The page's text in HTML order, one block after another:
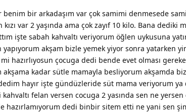
benim bir arkadaşım var çok samimi denmesede
kızı var 2 yaşında ama çok zayıf 10 kilo. Bana
işte sabah kahvaltı veriyorum öğlen uykusuna
yapıyorum akşam bizle yemek yiyor sonra yatarken
hazırlıyosun çocuga dedi bende evet olması
akşama kadar sütle mamayla besliyorum akşamda
hayır işte gündüzleride süt mama veriyorum
kahvaltı felan versen cocuga 2 yasında sen ne
hazırlamıyorum dedi binbir sitem etti ne yani sen